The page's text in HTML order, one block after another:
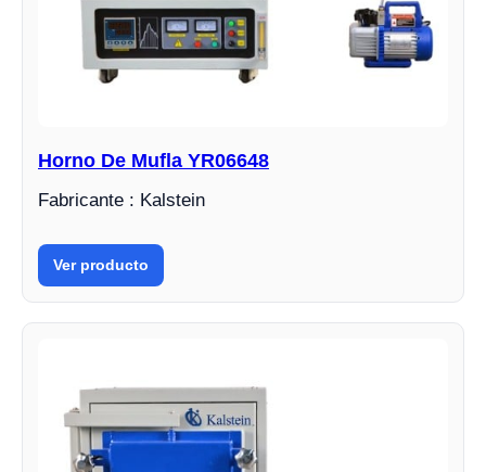
Horno De Mufla YR06648
Fabricante : Kalstein
Ver producto